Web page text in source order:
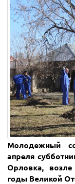
Молодежный
апреля
Орловка,
годы Великой